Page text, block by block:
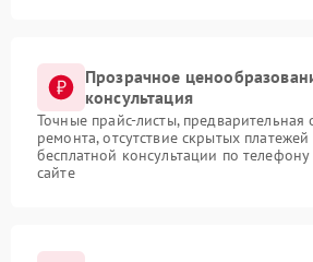
Прозрачное
консультация
Точные прайс-листы, предварительная
ремонта, отсутствие скрытых
бесплатной консультации по
сайте